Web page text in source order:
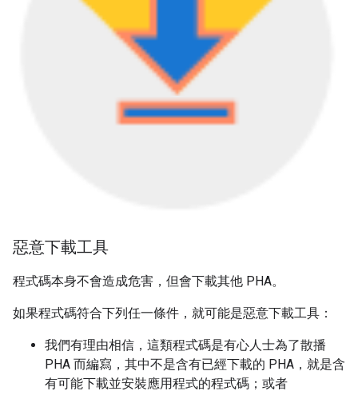
惡意下載工具
程式碼本身不會造成危害，但會下載其他 PHA。
如果程式碼符合下列任一條件，就可能是惡意下載工具：
我們有理由相信，這類程式碼是有心人士為了散播
PHA 而編寫，其中不是含有已經下載的 PHA，就是含
有可能下載並安裝應用程式的程式碼；或者